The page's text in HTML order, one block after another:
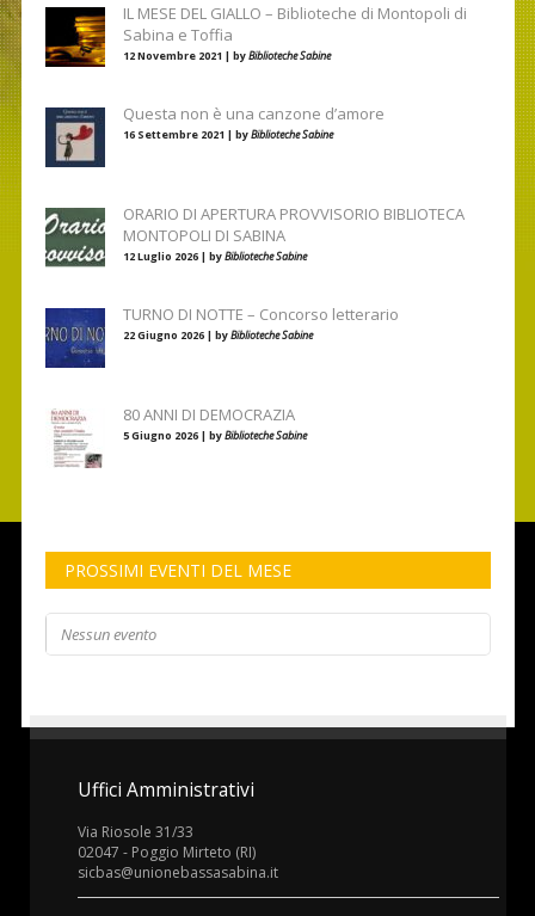
IL MESE DEL GIALLO – Biblioteche di Montopoli di
Sabina e Toffia
12 Novembre 2021 | byBiblioteche Sabine
Questa non è una canzone d’amore
16 Settembre 2021 | byBiblioteche Sabine
ORARIO DI APERTURA PROVVISORIO BIBLIOTECA
MONTOPOLI DI SABINA
12 Luglio 2026 | byBiblioteche Sabine
TURNO DI NOTTE – Concorso letterario
22 Giugno 2026 | byBiblioteche Sabine
80 ANNI DI DEMOCRAZIA
5 Giugno 2026 | byBiblioteche Sabine
PROSSIMI EVENTI DEL MESE
Nessun evento
Uffici Amministrativi
Via Riosole 31/33
02047 - Poggio Mirteto (RI)
sicbas@unionebassasabina.it